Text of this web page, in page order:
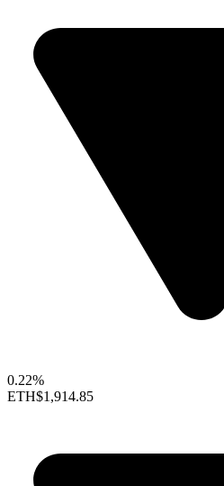
0.22%
ETH$1,914.85